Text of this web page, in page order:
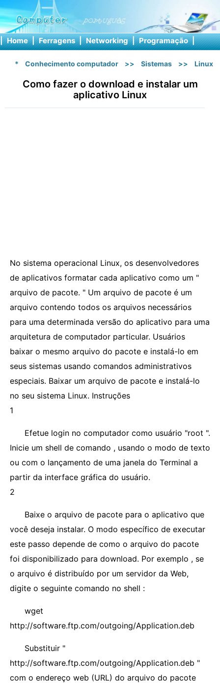
| Home | Ferragens | Networking | Programação |
* Conhecimento computador >> Sistemas >> Linux
Como fazer o download e instalar um
aplicativo Linux
No sistema operacional Linux, os desenvolvedores
de aplicativos formatar cada aplicativo como um "
arquivo de pacote. " Um arquivo de pacote é um
arquivo contendo todos os arquivos necessários
para uma determinada versão do aplicativo para uma
arquitetura de computador particular. Usuários
baixar o mesmo arquivo do pacote e instalá-lo em
seus sistemas usando comandos administrativos
especiais. Baixar um arquivo de pacote e instalá-lo
no seu sistema Linux. Instruções
1
Efetue login no computador como usuário "root ".
Inicie um shell de comando , usando o modo de texto
ou com o lançamento de uma janela do Terminal a
partir da interface gráfica do usuário.
2
Baixe o arquivo de pacote para o aplicativo que
você deseja instalar. O modo específico de executar
este passo depende de como o arquivo do pacote
foi disponibilizado para download. Por exemplo , se
o arquivo é distribuído por um servidor da Web,
digite o seguinte comando no shell :
wget
http://software.ftp.com/outgoing/Application.deb
Substituir "
http://software.ftp.com/outgoing/Application.deb "
com o endereço web (URL) do arquivo do pacote